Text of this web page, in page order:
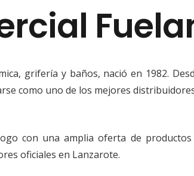
grifería y baños, nació en 1982.
como uno de los mejores
con una amplia oferta de
oficiales en Lanzarote.